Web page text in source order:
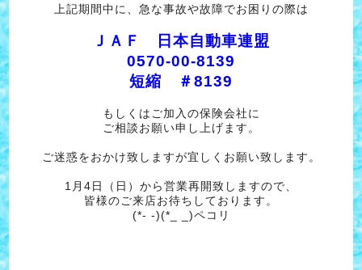
上記期間中に、急な事故や故障でお困りの際は
ＪＡＦ 日本自動車連盟
0570-00-8139
短縮 ＃8139
もしくはご加入の保険会社に
ご相談お願い申し上げます。
ご迷惑をおかけ致しますが宜しくお願い致します。
1月4日（日）から営業再開致しますので、
皆様のご来店お待ちしております。
(*- -)(*_ _)ペコリ